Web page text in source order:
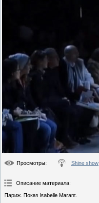
Просмотры: Shine show
Описание материала:
Париж. Показ Isabelle Marant.